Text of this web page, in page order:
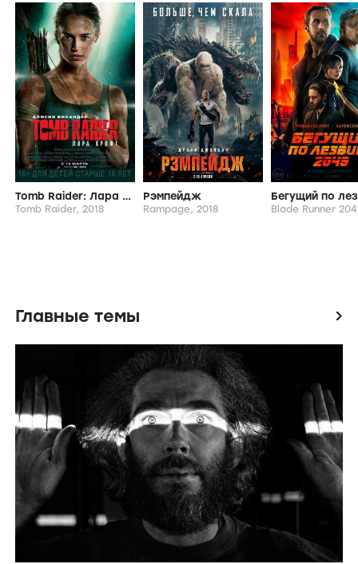
Tomb Raider: Лара Крофт
Tomb Raider, 2018
Рэмпейдж
Rampage, 2018 Blade Runner
Главные темы icon